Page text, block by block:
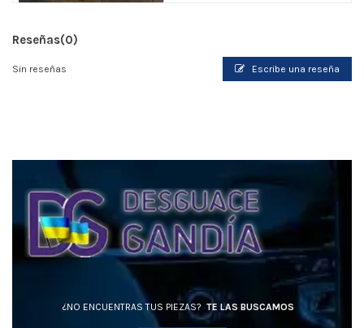
Reseñas(0)
Sin reseñas Escribe una reseña
¿NO ENCUENTRAS TUS PIEZAS? TE LAS BUSCAMOS